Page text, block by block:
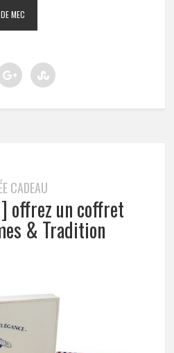
MEC
CADEAU
offrez un coffret
& Tradition